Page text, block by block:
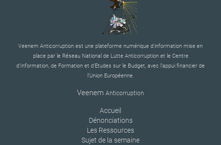
Veenem Anticorruption est une plateforme numérique d’information mise en
place par le Réseau National de Lutte Anticorruption et le Centre
d’Information, de Formation et d’Etudes sur le Budget, avec l’appui financier de
l’Union Européenne.
Veenem Anticorruption
Accueil
Dénonciations
Les Ressources
Sujet de la semaine